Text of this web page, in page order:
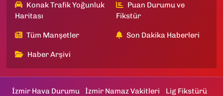
Konak Trafik Yoğunluk
Haritası
Puan Durumu ve
Fikstür
Tüm Manşetler Son Dakika Haberleri
Haber Arşivi
İzmir Hava Durumu İzmir Namaz Vakitleri Lig Fikstürü